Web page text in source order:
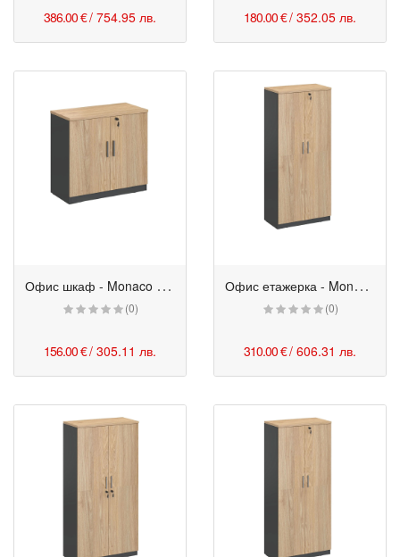
386.00 €/ 754.95 лв. 180.00 €/ 352.05 лв.
О
фис шкаф - Monaco с 2 отделения 70/40/74h см бряст-черен
(0)
156.00 €/ 305.11 лв.
О
фис етажерка - Monaco с 4 отделения с цели врати 80/40/160h см бряст-черен
(0)
310.00 €/ 606.31 лв.